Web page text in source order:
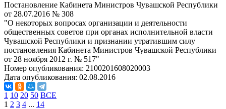
Постановление Кабинета Министров Чувашской Республики
от 28.07.2016 № 308
"О некоторых вопросах организации и деятельности
общественных советов при органах исполнительной власти
Чувашской Республики и признании утратившим силу
постановления Кабинета Министров Чувашской Республики
от 28 ноября 2012 г. № 517"
Номер опубликования: 2100201608020003
Дата опубликования: 02.08.2016
1 10 20 50 ВСЕ
1 2 3 4 ... 14